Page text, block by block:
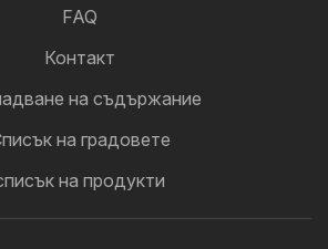
FAQ
Контакт
на съдържание
на градовете
на продукти